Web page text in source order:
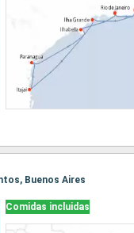
Buenos Aires
Comidas incluidas